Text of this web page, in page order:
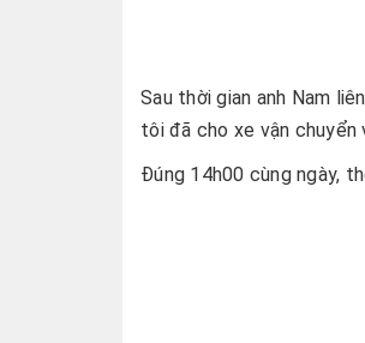
Sau thời gian anh Nam
tôi đã cho xe vận
Đúng 14h00 cùng ngày,